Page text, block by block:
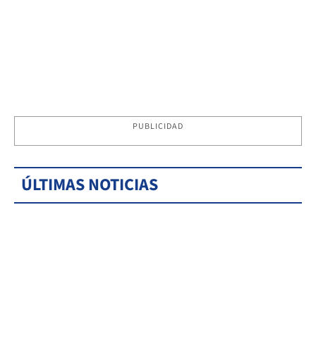
PUBLICIDAD
ÚLTIMAS NOTICIAS